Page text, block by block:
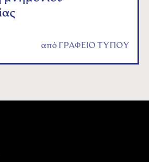
από ΓΡΑΦΕΙΟ ΤΥΠΟΥ